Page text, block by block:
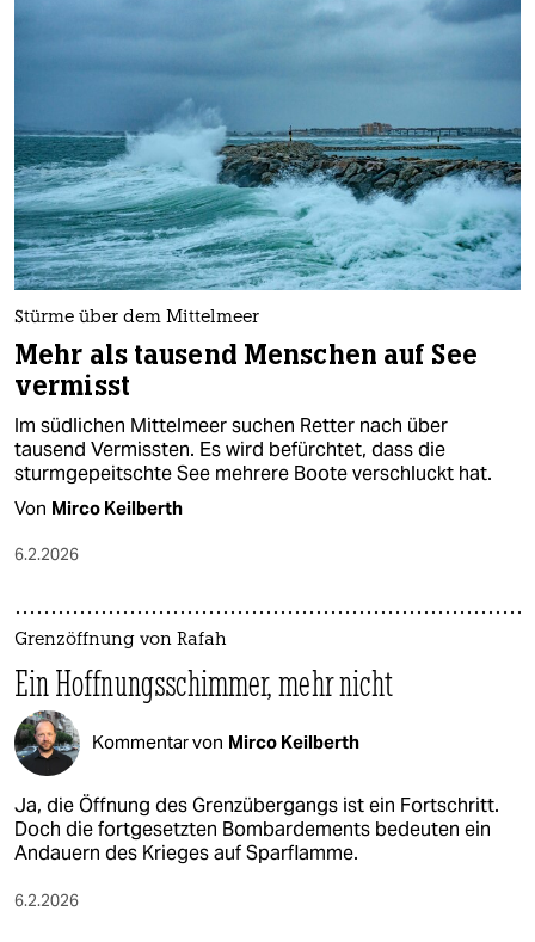
Stürme über dem Mittelmeer
Mehr als tausend Menschen auf See
vermisst
Im südlichen Mittelmeer suchen Retter nach über
tausend Vermissten. Es wird befürchtet, dass die
sturmgepeitschte See mehrere Boote verschluckt hat.
Von Mirco Keilberth
6.2.2026
Grenzöffnung von Rafah
Ein Hoffnungsschimmer, mehr nicht
Kommentar von Mirco Keilberth
Ja, die Öffnung des Grenzübergangs ist ein Fortschritt.
Doch die fortgesetzten Bombardements bedeuten ein
Andauern des Krieges auf Sparflamme.
6.2.2026